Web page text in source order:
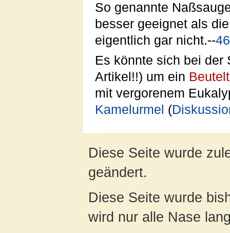
So genannte
besser geeignet als
eigentlich gar nicht.--
Es könnte sich bei der
Artikel!!) um ein
mit vergorenem
Kamelurmel (
Diese Seite wurde
geändert.
Diese Seite wurde
wird nur alle Nase